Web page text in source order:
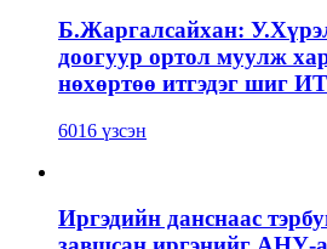
Б.Жаргалсайхан:
доогуур ортол муулж
нөхөртөө итгэдэг шиг
6016 үзсэн
Иргэдийн данснаас